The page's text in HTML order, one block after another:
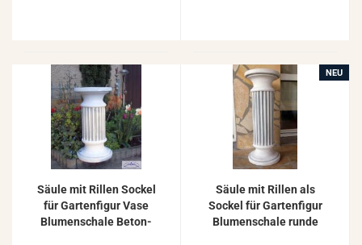
Säule mit Ril­len So­ckel
für Gar­ten­fi­gur Vase
Blu­men­scha­le Be­ton­
NEU
Säule mit Ril­len als
So­ckel für Gar­ten­fi­gur
Blu­men­scha­le runde